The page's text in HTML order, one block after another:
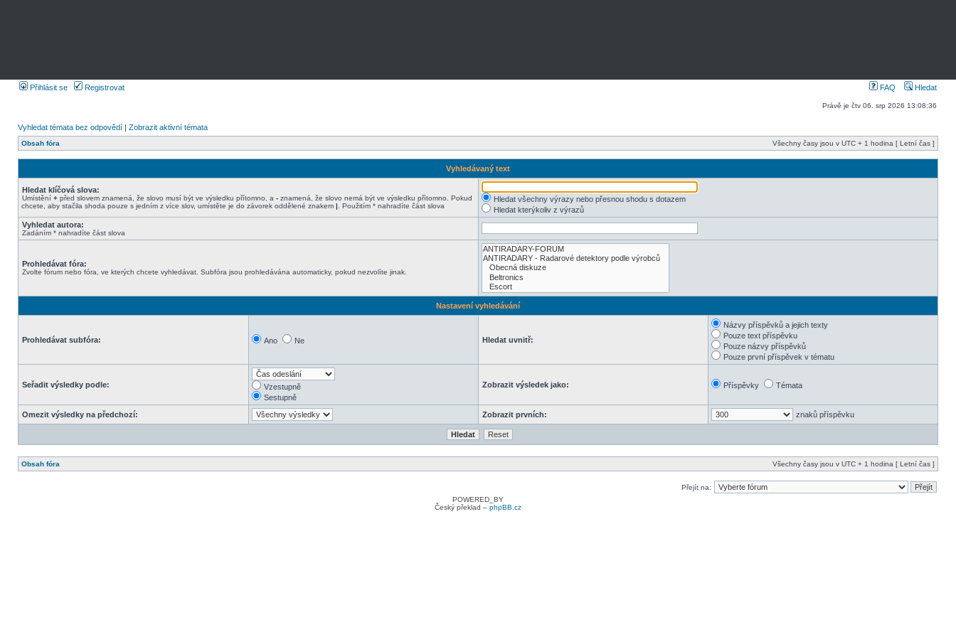
Přihlásit se Registrovat FAQ Hledat
Právě je čtv 06. srp 2026 13:08:36
Vyhledat témata bez odpovědí | Zobrazit aktivní témata
Obsah fóra Všechny časy jsou v UTC + 1 hodina [ Letní čas ]
Vyhledávaný text
Hledat klíčová slova:
Umístění + před slovem znamená, že slovo musí být ve výsledku přítomno, a - znamená, že slovo nemá být ve výsledku přítomno. Pokud
chcete, aby stačila shoda pouze s jedním z více slov, umístěte je do závorek oddělené znakem | . Použitím * nahradíte část slova
Hledat všechny výrazy nebo přesnou shodu s dotazem
Hledat kterýkoliv z výrazů
Vyhledat autora:
Zadáním * nahradíte část slova
Prohledávat fóra:
Zvolte fórum nebo fóra, ve kterých chcete vyhledávat. Subfóra jsou prohledávána automaticky, pokud nezvolíte jinak.
Nastavení vyhledávání
Prohledávat subfóra: Ano Ne Hledat uvnitř:
Názvy příspěvků a jejich texty
Pouze text příspěvku
Pouze názvy příspěvků
Pouze první příspěvek v tématu
Seřadit výsledky podle:
Vzestupně
Sestupně
Zobrazit výsledek jako: Příspěvky Témata
Omezit výsledky na předchozí: Zobrazit prvních: znaků příspěvku
Obsah fóra Všechny časy jsou v UTC + 1 hodina [ Letní čas ]
Přejít na:
POWERED_BY
Český překlad – phpBB.cz